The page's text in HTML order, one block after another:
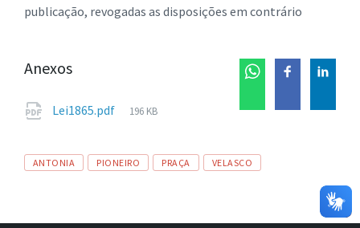
publicação, revogadas as disposições em contrário
Anexos
Lei1865.pdf
Tamanho
196 KB
Tags
ANTONIA PIONEIRO PRAÇA VELASCO